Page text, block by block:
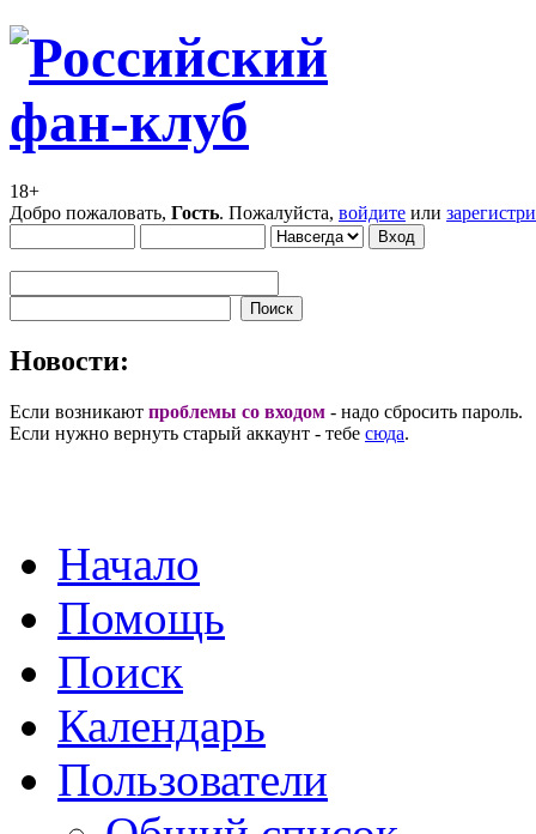
18+
Добро пожаловать, Гость. Пожалуйста, войдите или
Новости:
Если возникают проблемы со входом - надо сбросить пароль.
Если нужно вернуть старый аккаунт - тебе сюда.
Начало
Помощь
Поиск
Календарь
Пользователи